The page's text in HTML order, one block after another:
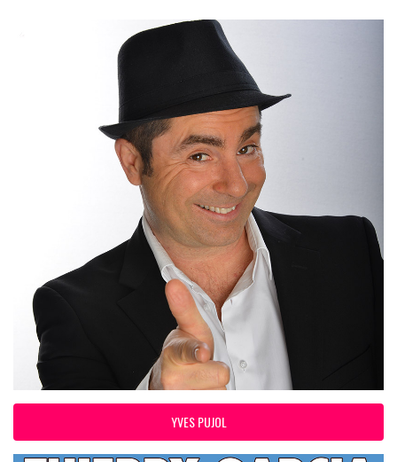
YVES PUJOL